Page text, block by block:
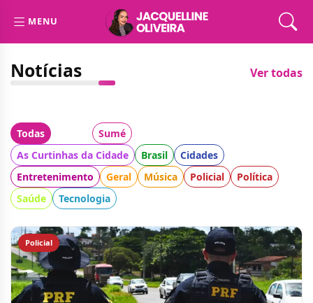
MENU
Notícias Ver todas
Todas Sumé
As Curtinhas da Cidade
Brasil
Cidades
Entretenimento
Geral Música Policial
Política
Saúde
Tecnologia
Policial